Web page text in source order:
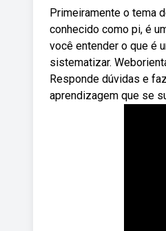
Primeiramente o tema
conhecido como pi, é
você entender o que é
sistematizar.
Responde dúvidas e
aprendizagem que se